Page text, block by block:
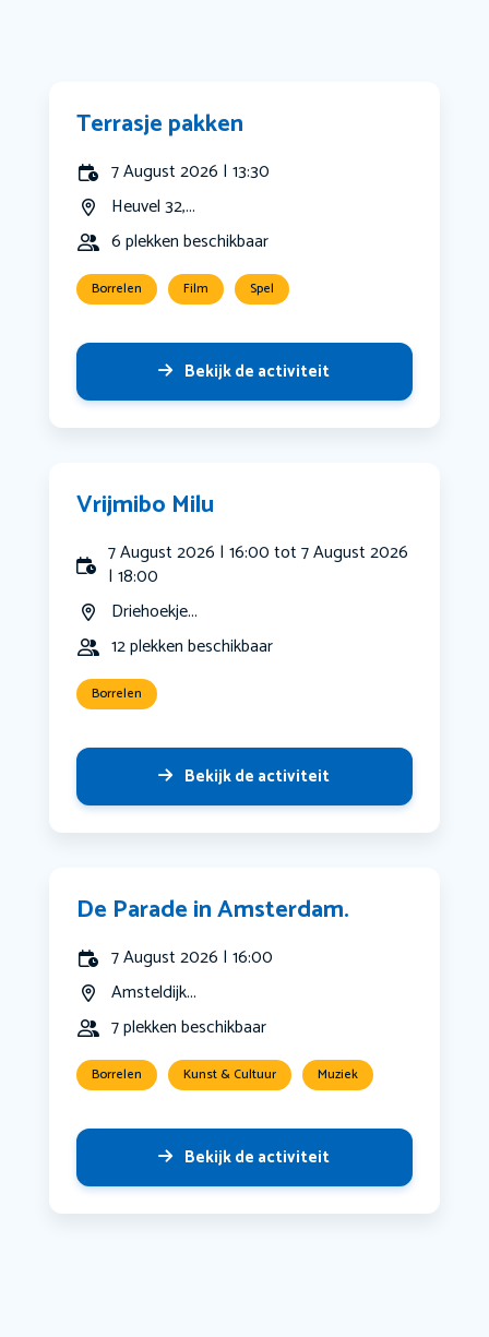
Terrasje pakken
7 August 2026 | 13:30
Heuvel 32,...
6 plekken beschikbaar
Borrelen Film Spel
Bekijk de activiteit
Vrijmibo Milu
7 August 2026 | 16:00 tot 7 August 2026
| 18:00
Driehoekje...
12 plekken beschikbaar
Borrelen
Bekijk de activiteit
De Parade in Amsterdam.
7 August 2026 | 16:00
Amsteldijk...
7 plekken beschikbaar
Borrelen Kunst & Cultuur Muziek
Bekijk de activiteit